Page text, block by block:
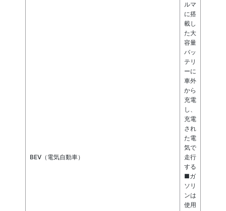
BEV（電気自動車）
ルマ
に搭
載し
た大
容量
バッ
テリ
ーに
車外
から
充電
し、
充電
され
た電
気で
走行
する
■ガ
ソリ
ンは
使用